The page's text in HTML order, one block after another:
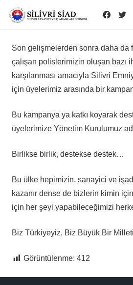
Son gelişmelerden sonra daha da
çalışan polislerimizin oluşan bazı
karşılanması amacıyla Silivri
için üyelerimiz arasında bir
Bu kampanya ya katkı koyarak
üyelerimize Yönetim Kurulumuz
Birlikse birlik, destekse destek…
Bu ülke hepimizin, sanayici ve
kazanır dense de bizlerin kimin
için her şeyi yapabileceğimizi
Biz Türkiyeyiz, Biz Büyük Bir
Görüntülenme: 412